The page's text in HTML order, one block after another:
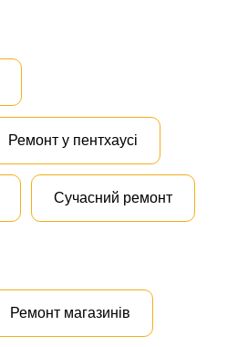
Ремонт у пентхаусі
Сучасний ремонт
Ремонт магазинів